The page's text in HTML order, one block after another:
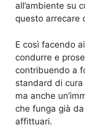
all’ambiente su
questo arrecare
E così facendo
condurre e
contribuendo a
standard di cura
ma anche
che funga già
affittuari.